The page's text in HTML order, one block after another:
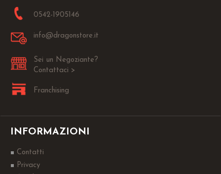
0542-1905146
info@dragonstore.it
Sei un Negoziante?
Contattaci >
Franchising
INFORMAZIONI
Contatti
Privacy